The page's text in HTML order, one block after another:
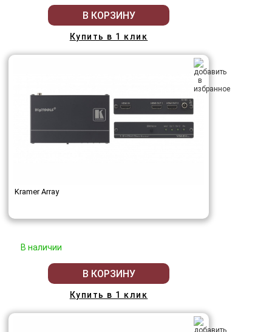
В КОРЗИНУ
Купить в 1 клик
Kramer Array
В наличии
В КОРЗИНУ
Купить в 1 клик